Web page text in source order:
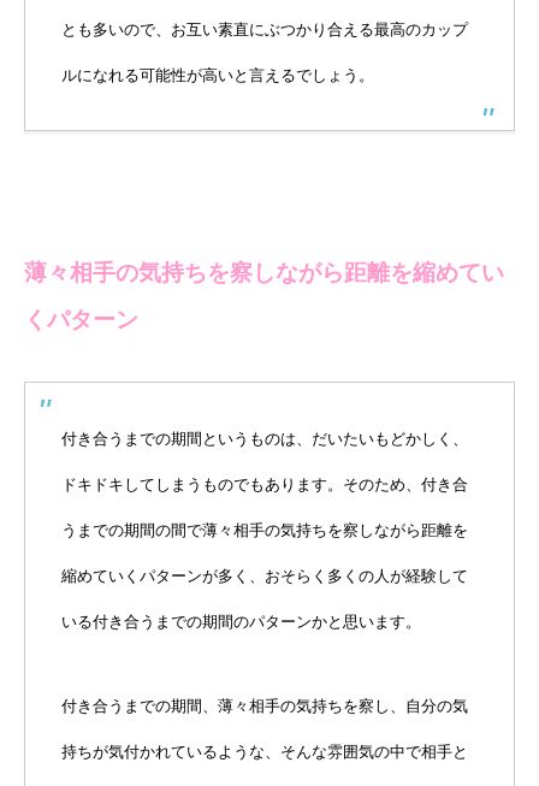
とも多いので、お互い素直にぶつかり合える最高のカップ
ルになれる可能性が高いと言えるでしょう。
薄々相手の気持ちを察しながら距離を縮めてい
くパターン
付き合うまでの期間というものは、だいたいもどかしく、
ドキドキしてしまうものでもあります。そのため、付き合
うまでの期間の間で薄々相手の気持ちを察しながら距離を
縮めていくパターンが多く、おそらく多くの人が経験して
いる付き合うまでの期間のパターンかと思います。
付き合うまでの期間、薄々相手の気持ちを察し、自分の気
持ちが気付かれているような、そんな雰囲気の中で相手と